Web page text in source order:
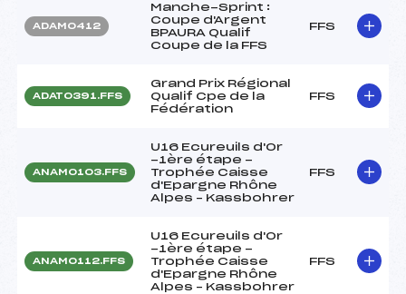
ADAM0412
Manche-Sprint :
Coupe d'Argent
BPAURA Qualif
Coupe de la FFS
FFS
ADAT0391.FFS
Grand Prix Régional
Qualif Cpe de la
Fédération
FFS
ANAM0103.FFS
U16 Ecureuils d'Or
-1ère étape -
Trophée Caisse
d'Epargne Rhône
Alpes – Kassbohrer
FFS
ANAM0112.FFS
U16 Ecureuils d'Or
-1ère étape -
Trophée Caisse
d'Epargne Rhône
Alpes – Kassbohrer
FFS